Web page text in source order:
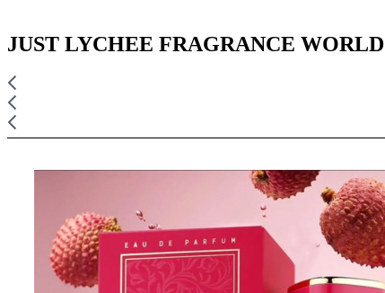
JUST LYCHEE FRAGRANCE WORLD